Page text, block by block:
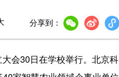
分享到：
会30日在学校举行。北京科